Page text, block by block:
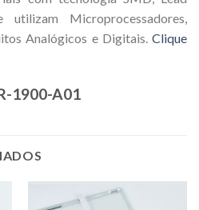
Microprocessadores,
Analógicos e Digitais. Clique
1900-A01